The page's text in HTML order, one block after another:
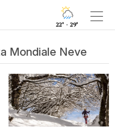
22° - 29°
Mondiale Neve